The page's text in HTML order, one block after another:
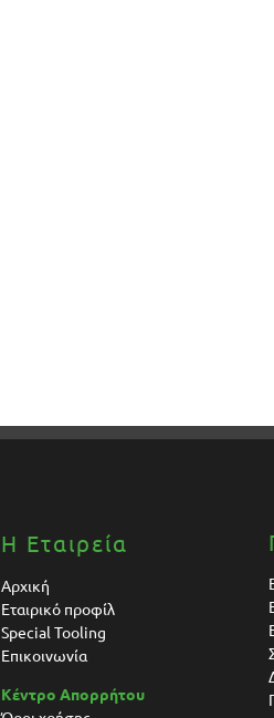
Η Εταιρεία
Αρχική
Εταιρικό προφίλ
Special Tooling
Επικοινωνία
Κέντρο Απορρήτου